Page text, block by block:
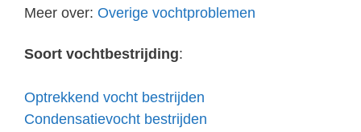
Meer over: Overige vochtproblemen
Soort vochtbestrijding:
Optrekkend vocht bestrijden
Condensatievocht bestrijden